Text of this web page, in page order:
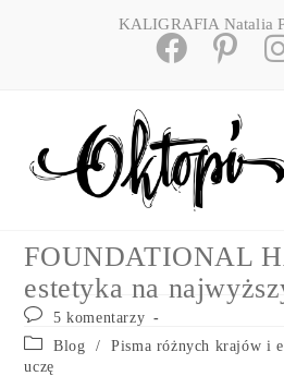
KALIGRAFIA Natalia
FOUNDATIONAL
estetyka na
Post
comments:
5 komentarzy
Post
category:
Blog / Pisma różnych krajów i
uczę